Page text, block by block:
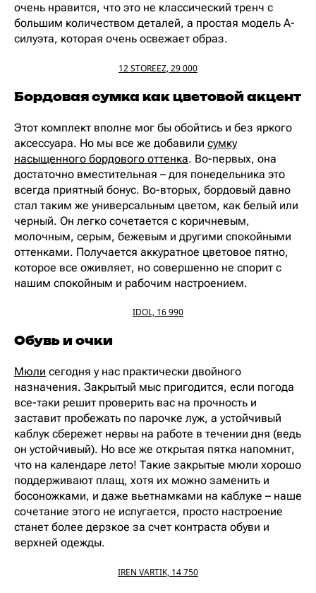
очень нравится, что это не классический тренч с
большим количеством деталей, а простая модель А-
силуэта, которая очень освежает образ.
12 STOREEZ, 29 000
Бордовая сумка как цветовой акцент
Этот комплект вполне мог бы обойтись и без яркого
аксессуара. Но мы все же добавили сумку
насыщенного бордового оттенка. Во-первых, она
достаточно вместительная – для понедельника это
всегда приятный бонус. Во-вторых, бордовый давно
стал таким же универсальным цветом, как белый или
черный. Он легко сочетается с коричневым,
молочным, серым, бежевым и другими спокойными
оттенками. Получается аккуратное цветовое пятно,
которое все оживляет, но совершенно не спорит с
нашим спокойным и рабочим настроением.
IDOL, 16 990
Обувь и очки
Мюли сегодня у нас практически двойного
назначения. Закрытый мыс пригодится, если погода
все-таки решит проверить вас на прочность и
заставит пробежать по парочке луж, а устойчивый
каблук сбережет нервы на работе в течении дня (ведь
он устойчивый). Но все же открытая пятка напомнит,
что на календаре лето! Такие закрытые мюли хорошо
поддерживают плащ, хотя их можно заменить и
босоножками, и даже вьетнамками на каблуке – наше
сочетание этого не испугается, просто настроение
станет более дерзкое за счет контраста обуви и
верхней одежды.
IREN VARTIK, 14 750